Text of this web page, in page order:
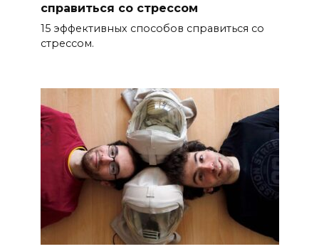
справиться со стрессом
15 эффективных способов справиться со
стрессом.